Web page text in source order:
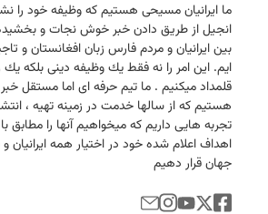
ما ایرانیان مسیحی هستیم كه وظیفه خود را
انجیل از طریق دادن خبر خوش نجات و
بین ایرانیان و مردم فارس زبان افغانستان و
ایم. این امر را نه فقط یك وظیفه دینی بلكه
قلمداد میكنیم . ما تیم حرفه ای اما مستقل
هستیم كه از سالها خدمت در زمینه تهیه ،
تجربه هایی داریم كه میخواهیم آنها را مطابق با
اهداف اعلام شده خود در اختیار همه ایرانیان
جهان قرار دهیم